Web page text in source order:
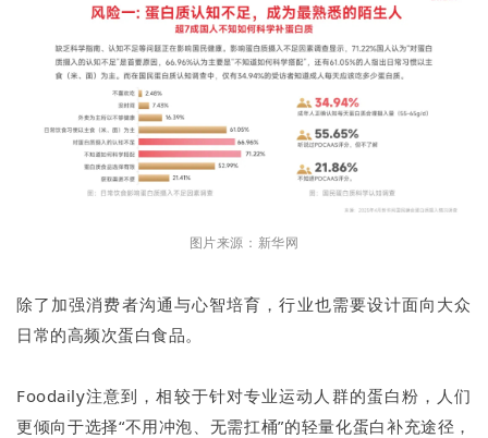
图片来源：新华网
除了加强消费者沟通与心智培育，行业也需要设计面向大众
日常的高频次蛋白食品。
Foodaily注意到，相较于针对专业运动人群的蛋白粉，人们
更倾向于选择“不用冲泡、无需扛桶”的轻量化蛋白补充途径，